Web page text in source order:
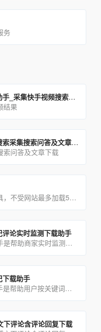
务
采集器 | 快手搜索采集助手_采集快手视频搜索的视频结果
结果
下载器 | 知乎按关键词搜索采集搜索问答及文章下载
索问答及文章下载
评论信息一键采集小工具，不受网站最多加载5页的限制
论实时监测下载助手
小红书评论监测下载助手是帮助商家实时监测最新的潜在用户评论的工具，商家使用本工具可及时有效的第一时间获取同行及自己发布软文所吸引到的潜在用户。
下载助手
小红书APP笔记下载助手是帮助用户按关键词搜索采集并下载达人笔记的一款工具软件。用户只需在软件当中输入想要查[…]
下评论含评论回复下载